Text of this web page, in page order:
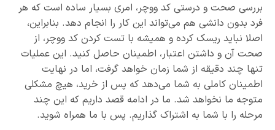
بررسی صحت و درستی کد ووچر، امری بسیار ساده است که هر
فرد بدون دانشی هم می‌تواند این کار را انجام دهد. بنابراین،
اصلا نباید ریسک کرده و همیشه با تست کردن کد ووچر، از
صحت آن و داشتن اعتبار، اطمینان حاصل کنید. این عملیات
تنها چند دقیقه از شما زمان خواهد گرفت، اما در نهایت
اطمینان کاملی به شما می‌دهد که پس از خرید، هیچ مشکلی
متوجه ما نخواهد شد. ما در ادامه قصد داریم که این چند
مرحله را با شما به اشتراک گذاریم. پس با ما همراه شوید.